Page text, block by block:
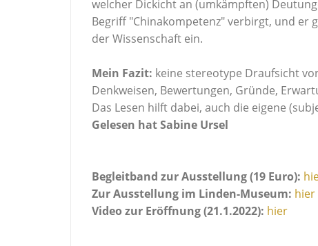
welcher Dickicht an (umkämpften)
Begriff "Chinakompetenz" verbirgt, und er
der Wissenschaft ein.
Mein Fazit: keine stereotype Draufsicht
Denkweisen, Bewertungen, Gründe,
Das Lesen hilft dabei, auch die eigene
Gelesen hat Sabine Ursel
Begleitband zur Ausstellung (19 Euro):
Zur Ausstellung im Linden-Museum: hier
Video zur Eröffnung (21.1.2022): hier